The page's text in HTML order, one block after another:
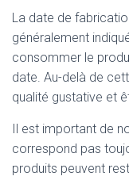
La date de
généralement
consommer le
date. Au-delà de
qualité gustative et
Il est important de
correspond pas
produits peuvent